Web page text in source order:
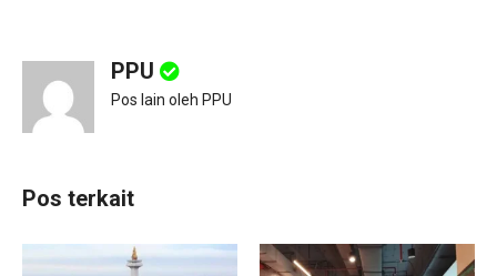
PPU
Pos lain oleh PPU
Pos terkait